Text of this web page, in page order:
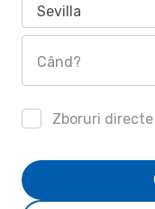
Sevilla
Când?
Zboruri directe